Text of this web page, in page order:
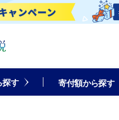
探す 寄付額から探す